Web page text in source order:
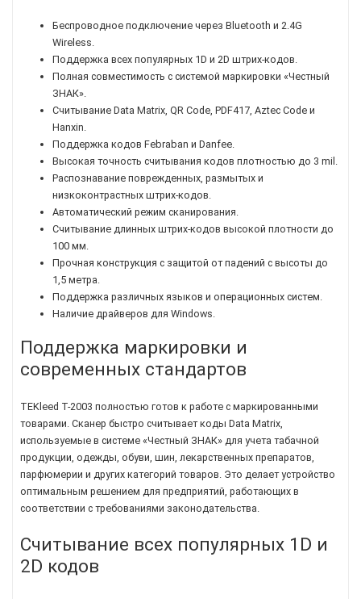
Беспроводное подключение через Bluetooth и 2.4G
Wireless.
Поддержка всех популярных 1D и 2D штрих-кодов.
Полная совместимость с системой маркировки «Честный
ЗНАК».
Считывание Data Matrix, QR Code, PDF417, Aztec Code и
Hanxin.
Поддержка кодов Febraban и Danfee.
Высокая точность считывания кодов плотностью до 3 mil.
Распознавание поврежденных, размытых и
низкоконтрастных штрих-кодов.
Автоматический режим сканирования.
Считывание длинных штрих-кодов высокой плотности до
100 мм.
Прочная конструкция с защитой от падений с высоты до
1,5 метра.
Поддержка различных языков и операционных систем.
Наличие драйверов для Windows.
Поддержка маркировки и
современных стандартов
TEKleed T-2003 полностью готов к работе с маркированными
товарами. Сканер быстро считывает коды Data Matrix,
используемые в системе «Честный ЗНАК» для учета табачной
продукции, одежды, обуви, шин, лекарственных препаратов,
парфюмерии и других категорий товаров. Это делает устройство
оптимальным решением для предприятий, работающих в
соответствии с требованиями законодательства.
Считывание всех популярных 1D и
2D кодов